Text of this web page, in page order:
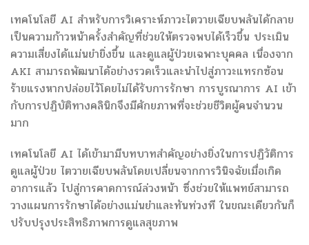
เทคโนโลยี AI สำหรับการวิเคราะห์ภาวะไตวายเฉียบพลันได้กลาย
เป็นความก้าวหน้าครั้งสำคัญที่ช่วยให้ตรวจพบได้เร็วขึ้น ประเมิน
ความเสี่ยงได้แม่นยำยิ่งขึ้น และดูแลผู้ป่วยเฉพาะบุคคล เนื่องจาก
AKI สามารถพัฒนาได้อย่างรวดเร็วและนำไปสู่ภาวะแทรกซ้อน
ร้ายแรงหากปล่อยไว้โดยไม่ได้รับการรักษา การบูรณาการ AI เข้า
กับการปฏิบัติทางคลินิกจึงมีศักยภาพที่จะช่วยชีวิตผู้คนจำนวน
มาก
เทคโนโลยี AI ได้เข้ามามีบทบาทสำคัญอย่างยิ่งในการปฏิวัติการ
ดูแลผู้ป่วย ไตวายเฉียบพลันโดยเปลี่ยนจากการวินิจฉัยเมื่อเกิด
อาการแล้ว ไปสู่การคาดการณ์ล่วงหน้า ซึ่งช่วยให้แพทย์สามารถ
วางแผนการรักษาได้อย่างแม่นยำและทันท่วงที ในขณะเดียวกันก็
ปรับปรุงประสิทธิภาพการดูแลสุขภาพ